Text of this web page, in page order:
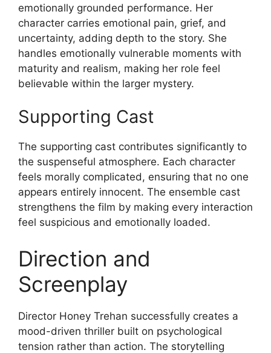
emotionally grounded performance. Her
character carries emotional pain, grief, and
uncertainty, adding depth to the story. She
handles emotionally vulnerable moments with
maturity and realism, making her role feel
believable within the larger mystery.
Supporting Cast
The supporting cast contributes significantly to
the suspenseful atmosphere. Each character
feels morally complicated, ensuring that no one
appears entirely innocent. The ensemble cast
strengthens the film by making every interaction
feel suspicious and emotionally loaded.
Direction and
Screenplay
Director Honey Trehan successfully creates a
mood-driven thriller built on psychological
tension rather than action. The storytelling